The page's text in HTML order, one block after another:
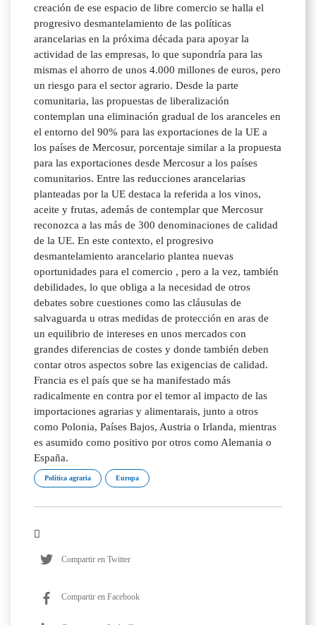
creación de ese espacio de libre comercio se halla el
progresivo desmantelamiento de las políticas
arancelarias en la próxima década para apoyar la
actividad de las empresas, lo que supondría para las
mismas el ahorro de unos 4.000 millones de euros, pero
un riesgo para el sector agrario. Desde la parte
comunitaria, las propuestas de liberalización
contemplan una eliminación gradual de los aranceles en
el entorno del 90% para las exportaciones de la UE a
los países de Mercosur, porcentaje similar a la propuesta
para las exportaciones desde Mercosur a los países
comunitarios. Entre las reducciones arancelarias
planteadas por la UE destaca la referida a los vinos,
aceite y frutas, además de contemplar que Mercosur
reconozca a las más de 300 denominaciones de calidad
de la UE. En este contexto, el progresivo
desmantelamiento arancelario plantea nuevas
oportunidades para el comercio , pero a la vez, también
debilidades, lo que obliga a la necesidad de otros
debates sobre cuestiones como las cláusulas de
salvaguarda u otras medidas de protección en aras de
un equilibrio de intereses en unos mercados con
grandes diferencias de costes y donde también deben
contar otros aspectos sobre las exigencias de calidad.
Francia es el país que se ha manifestado más
radicalmente en contra por el temor al impacto de las
importaciones agrarias y alimentarais, junto a otros
como Polonia, Países Bajos, Austria o Irlanda, mientras
es asumido como positivo por otros como Alemania o
España.
Política agraria Europa
Compartir en Twitter
Compartir en Facebook